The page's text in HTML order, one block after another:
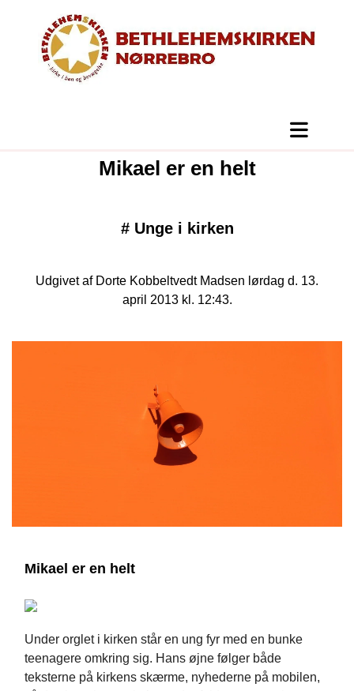
Mikael er en helt
# Unge i kirken
Udgivet af Dorte Kobbeltvedt Madsen lørdag d. 13.
april 2013 kl. 12:43.
Mikael er en helt
Under orglet i kirken står en ung fyr med en bunke
teenagere omkring sig. Hans øjne følger både
teksterne på kirkens skærme, nyhederne på mobilen,